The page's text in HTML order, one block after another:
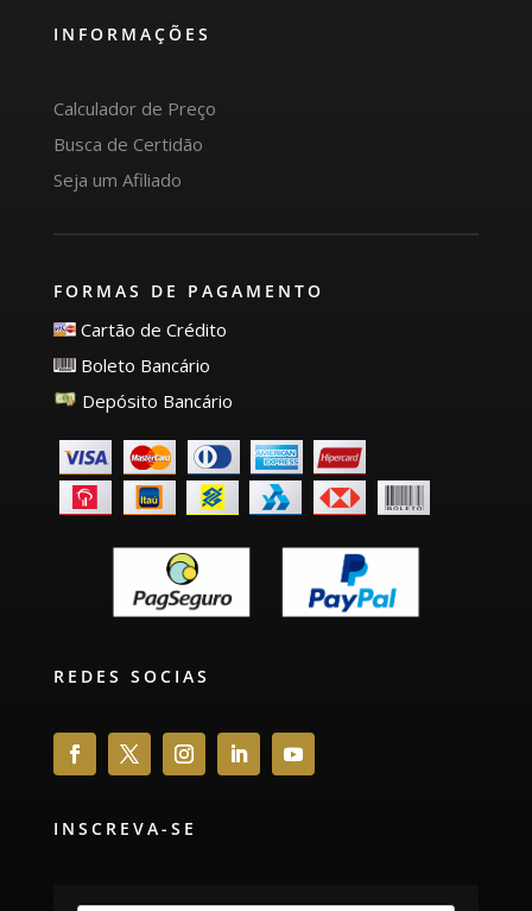
INFORMAÇÕES
Calculador de Preço
Busca de Certidão
Seja um Afiliado
FORMAS DE PAGAMENTO
Cartão de Crédito
Boleto Bancário
Depósito Bancário
REDES SOCIAS
INSCREVA-SE